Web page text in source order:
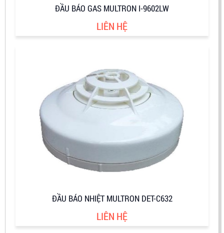
ĐẦU BÁO GAS MULTRON I-9602LW
LIÊN HỆ
ĐẦU BÁO NHIỆT MULTRON DET-C632
LIÊN HỆ